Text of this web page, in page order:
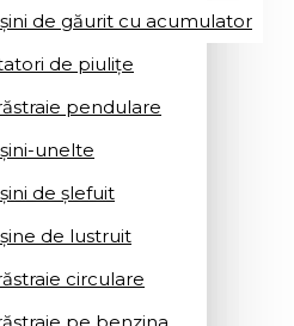
de găurit cu acumulator
de piuliţe
pendulare
unelte
de șlefuit
de lustruit
circulare